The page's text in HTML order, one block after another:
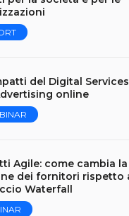
del Digital
online
Agile: come cambia la
dei fornitori rispetto
Waterfall